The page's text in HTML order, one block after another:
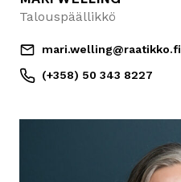
Talouspäällikkö
mari.welling@raatikko.fi
(+358) 50 343 8227